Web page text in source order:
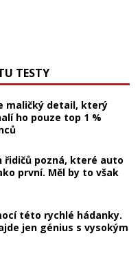
TESTY
maličký detail, který
ho pouze top 1 %
řidičů pozná, které auto
první. Měl by to však
této rychlé hádanky.
jen génius s vysokým